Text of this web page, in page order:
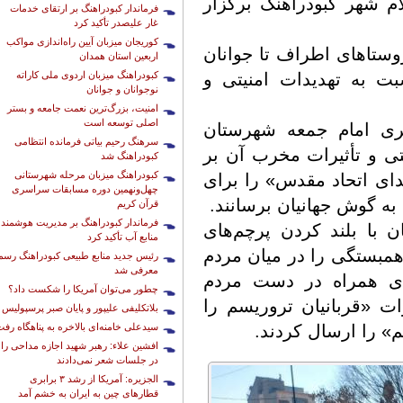
فرماندار کبودراهنگ بر ارتقای خدمات
غار علیصدر تأکید کرد
کوریجان میزبان آیین راه‌اندازی مواکب
اربعین استان همدان
کبودراهنگ میزبان اردوی ملی کاراته
نوجوانان و جوانان
امنیت، بزرگ‌ترین نعمت جامعه و بستر
اصلی توسعه است
سرهنگ رحیم بیاتی فرمانده انتظامی
کبودراهنگ شد
کبودراهنگ میزبان مرحله شهرستانی
چهل‌ونهمین دوره مسابقات سراسری
قرآن کریم
فرماندار کبودراهنگ بر مدیریت هوشمند
منابع آب تأکید کرد
رئیس جدید منابع طبیعی کبودراهنگ
معرفی شد
چطور می‌توان آمریکا را شکست داد؟
بلاتکلیفی علیپور و پایان صبر پرسپولیس
سیدعلی خامنه‌ای بالاخره به پناهگاه
افشین علاء: رهبر شهید اجازه مداحی را
در جلسات شعر نمی‌دادند
الجزیره: آمریکا از رشد ۳ برابری
قطارهای چین به ایران به خشم آمد
اطراف تا جوانان
به تهدیدات امنیتی و
امام جمعه شهرستان
و تأثیرات مخرب آن بر
اتحاد مقدس» را برای
گوش جهانیان برسانند.
با بلند کردن پرچم‌های
را در میان مردم
همراه در دست مردم
«قربانیان تروریسم را
را ارسال کردند.